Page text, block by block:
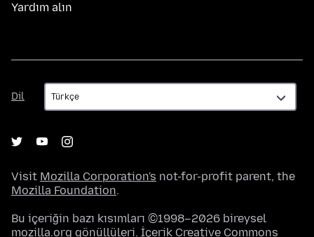
Yardım alın
Dil
Dil
Visit Mozilla Corporation's not-for-profit parent, the
Mozilla Foundation.
Bu içeriğin bazı kısımları ©1998–2026 bireysel
mozilla.org gönüllüleri. İçerik Creative Commons